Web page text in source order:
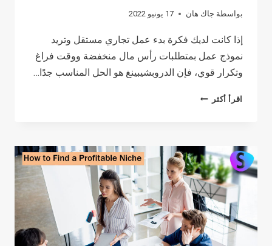
بواسطة جاك هان 17 يونيو 2022
إذا كانت لديك فكرة بدء عمل تجاري مستقل وتريد
نموذج عمل بمتطلبات رأس مال منخفضة ووقت فراغ
وتكرار قوي، فإن الدروبشيبينغ هو الحل المناسب جدًا…
اقرأ أكثر
HOW
DROPSHIPPING
IN
2026